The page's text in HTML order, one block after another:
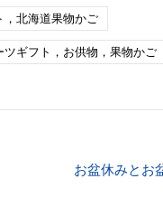
，北海道果物かご
ギフト，お供物，果物かご
お盆休みとお